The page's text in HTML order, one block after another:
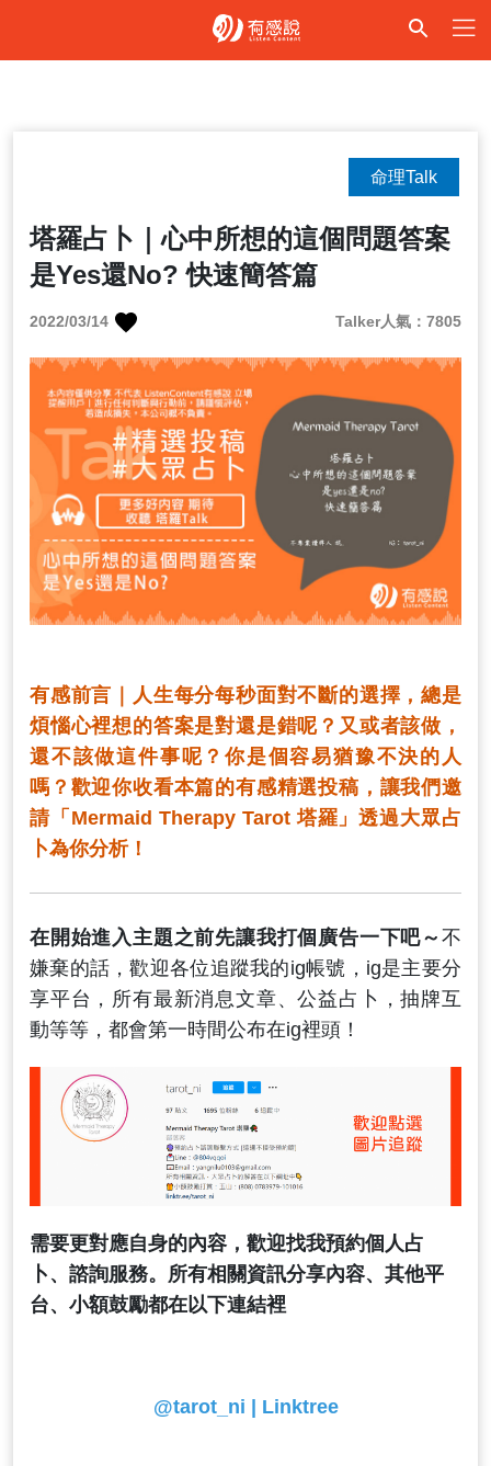
塔羅占卜｜心中所想的這個問題答案
是Yes還No? 快速簡答篇
命理Talk
2022/03/14 Talker人氣：7805
有感前言｜人生每分每秒面對不斷的選擇，總是
煩惱心裡想的答案是對還是錯呢？又或者該做，
還不該做這件事呢？你是個容易猶豫不決的人
嗎？歡迎你收看本篇的有感精選投稿，讓我們邀
請「Mermaid Therapy Tarot 塔羅」透過大眾占
卜為你分析！
在開始進入主題之前先讓我打個廣告一下吧～ 不
嫌棄的話，歡迎各位追蹤我的ig帳號，ig是主要分
享平台，所有最新消息文章、公益占卜，抽牌互
動等等，都會第一時間公布在ig裡頭！
需要更對應自身的內容，歡迎找我預約個人占
卜、諮詢服務。 所有相關資訊分享內容、其他平
台、小額鼓勵都在以下連結裡
@tarot_ni | Linktree